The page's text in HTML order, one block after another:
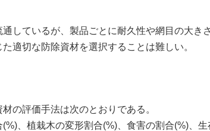
しているが、製品ごとに耐久性や網目の大
適切な防除資材を選択することは難しい。
の評価手法は次のとおりである。
(%) 、植栽木の変形割合(%) 、食害の割合(%) 、